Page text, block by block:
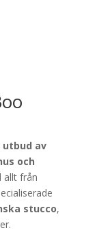
av
och
allt från
stucco,